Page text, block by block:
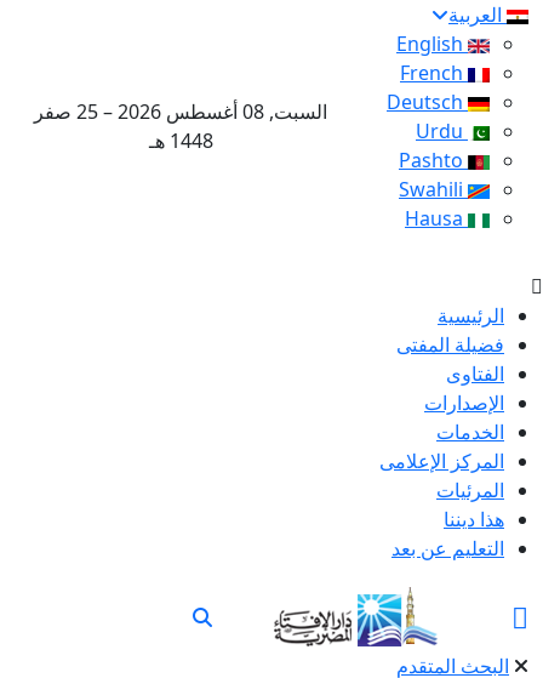
العربية
السبت, 08 أغسطس 2026 – 25 صفر
1448 هـ
الرئيسية
فضيلة المفتى
الفتاوى
الإصدارات
الخدمات
المركز الإعلامى
المرئيات
هذا ديننا
التعليم عن بعد
البحث المتقدم